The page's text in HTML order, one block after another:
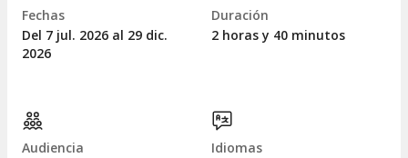
Fechas
Del 7 jul. 2026 al 29 dic.
2026
Duración
2 horas y 40 minutos
Audiencia
Idiomas